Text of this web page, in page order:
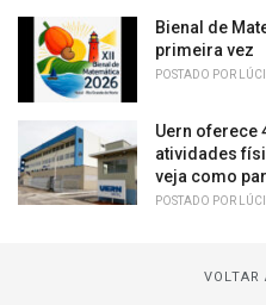
Bienal de
primeira vez
POSTADO POR
Uern oferece
atividades
veja como
POSTADO POR
VOLTAR